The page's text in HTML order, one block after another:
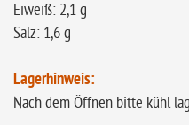
Eiweiß: 2,1 g
Salz: 1,6 g
Lagerhinweis:
Nach dem Öffnen bitte kühl